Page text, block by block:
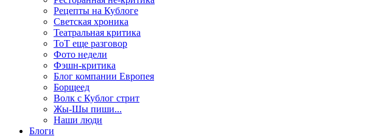
Рецепты на Кублоге
Светская хроника
Театральная критика
ТоТ еще разговор
Фото недели
Фэшн-критика
Блог компании Европея
Борщеед
Волк с Кублог стрит
Жы-Шы пиши...
Наши люди
Блоги